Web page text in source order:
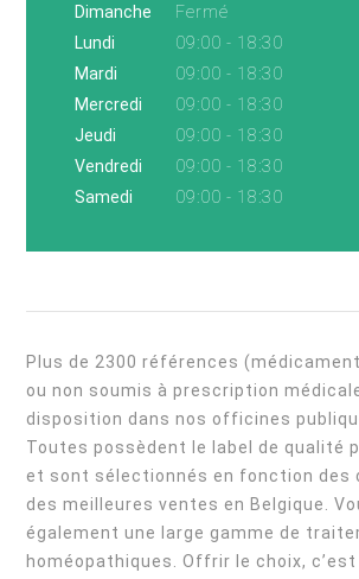
Dimanche
Fermé
Lundi
09:00 - 18:30
Mardi
09:00 - 18:30
Mercredi
09:00 - 18:30
Jeudi
09:00 - 18:30
Vendredi
09:00 - 18:30
Samedi
09:00 - 18:30
Plus de 2300 références
ou non soumis à prescription
disposition dans nos officines
Toutes possèdent le label de qualité
et sont sélectionnés en fonction des
des meilleures ventes en Belgique.
également une large gamme de
homéopathiques. Offrir le choix,